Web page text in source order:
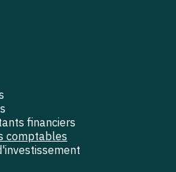
financiers
comptables